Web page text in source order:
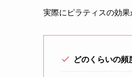
実際にピラティスの効
どのくらいの頻